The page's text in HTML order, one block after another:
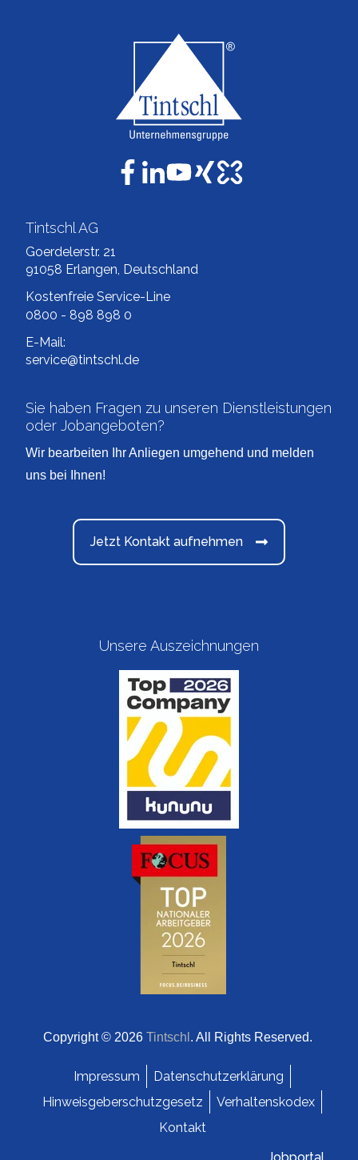
Tintschl AG
Goerdelerstr. 21
91058 Erlangen, Deutschland
Kostenfreie Service-Line
0800 - 898 898 0
E-Mail:
service@tintschl.de
Sie haben Fragen zu unseren Dienstleistungen
oder Jobangeboten?
Wir bearbeiten Ihr Anliegen umgehend und melden
uns bei Ihnen!
Jetzt Kontakt aufnehmen
Unsere Auszeichnungen
Copyright © 2026 Tintschl . All Rights Reserved.
Impressum
Datenschutzerklärung
Hinweisgeberschutzgesetz
Verhaltenskodex
Kontakt